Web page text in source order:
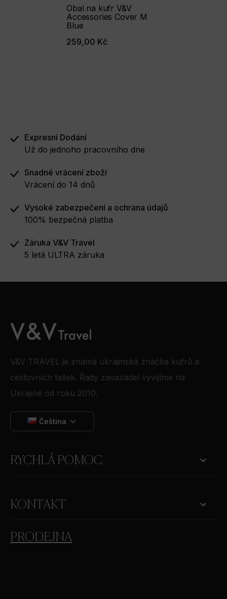
Obal na kufr V&V
Accessories Cover M
Blue
259,00 Kč
Expresní Dodání
Už do jednoho pracovního dne
Snadné vrácení zboží
Vrácení do 14 dnů
Vysoké zabezpečení a ochrana údajů
100% bezpečná platba
Záruka V&V Travel
5 letá ULTRA záruka
V&V TRAVEL je známá ukrajinská značka kufrů a
cestovních tašek. Řady zavazadel vyvíjíme na
Ukrajině od roku 2010.
Čeština
RYCHLÁ POMOC 
KONTAKT keyboard_arrow_down
PRODEJNA